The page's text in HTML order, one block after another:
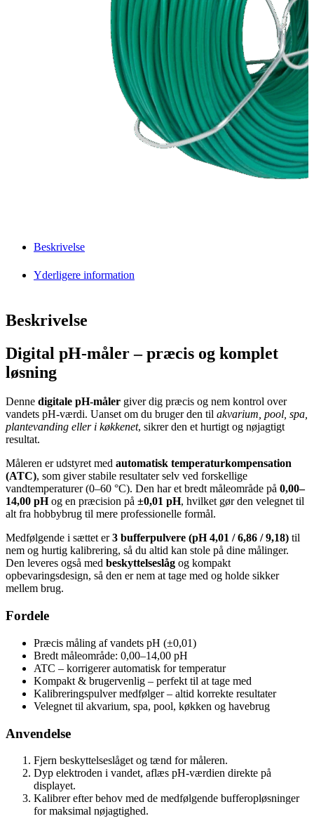
Beskrivelse
Yderligere information
Beskrivelse
Digital pH-måler – præcis og komplet
løsning
Denne digitale pH-måler giver dig præcis og nem kontrol over
vandets pH-værdi. Uanset om du bruger den til akvarium, pool, spa,
plantevanding eller i køkkenet, sikrer den et hurtigt og nøjagtigt
resultat.
Måleren er udstyret med automatisk temperaturkompensation
(ATC), som giver stabile resultater selv ved forskellige
vandtemperaturer (0–60 °C). Den har et bredt måleområde på 0,00–
14,00 pHog en præcision på ±0,01 pH, hvilket gør den velegnet til
alt fra hobbybrug til mere professionelle formål.
Medfølgende i sættet er3 bufferpulvere (pH 4,01 / 6,86 / 9,18) til
nem og hurtig kalibrering, så du altid kan stole på dine målinger.
Den leveres også med beskyttelseslåg og kompakt
opbevaringsdesign, så den er nem at tage med og holde sikker
mellem brug.
Fordele
Præcis måling af vandets pH (±0,01)
Bredt måleområde: 0,00–14,00 pH
ATC – korrigerer automatisk for temperatur
Kompakt & brugervenlig – perfekt til at tage med
Kalibreringspulver medfølger – altid korrekte resultater
Velegnet til akvarium, spa, pool, køkken og havebrug
Anvendelse
Fjern beskyttelseslåget og tænd for måleren.
Dyp elektroden i vandet, aflæs pH-værdien direkte på
displayet.
Kalibrer efter behov med de medfølgende bufferopløsninger
for maksimal nøjagtighed.